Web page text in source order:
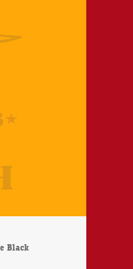
Black
At Hotel Cecil – CD-Review